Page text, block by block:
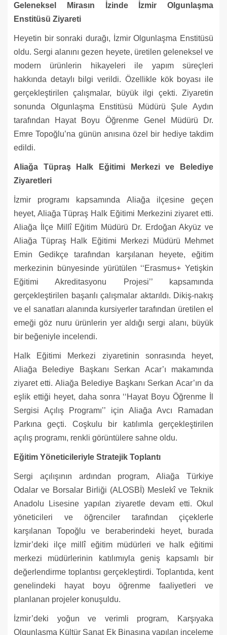
Geleneksel Mirasın İzinde İzmir Olgunlaşma
Enstitüsü Ziyareti
Heyetin bir sonraki durağı, İzmir Olgunlaşma Enstitüsü
oldu. Sergi alanını gezen heyete, üretilen geleneksel ve
modern ürünlerin hikayeleri ile yapım süreçleri
hakkında detaylı bilgi verildi. Özellikle kök boyası ile
gerçekleştirilen çalışmalar, büyük ilgi çekti. Ziyaretin
sonunda Olgunlaşma Enstitüsü Müdürü Şule Aydın
tarafından Hayat Boyu Öğrenme Genel Müdürü Dr.
Emre Topoğlu’na günün anısına özel bir hediye takdim
edildi.
Aliağa Tüpraş Halk Eğitimi Merkezi ve Belediye
Ziyaretleri
İzmir programı kapsamında Aliağa ilçesine geçen
heyet, Aliağa Tüpraş Halk Eğitimi Merkezini ziyaret etti.
Aliağa İlçe Millî Eğitim Müdürü Dr. Erdoğan Akyüz ve
Aliağa Tüpraş Halk Eğitimi Merkezi Müdürü Mehmet
Emin Gedikçe tarafından karşılanan heyete, eğitim
merkezinin bünyesinde yürütülen ‘‘Erasmus+ Yetişkin
Eğitimi Akreditasyonu Projesi’’ kapsamında
gerçekleştirilen başarılı çalışmalar aktarıldı. Dikiş-nakış
ve el sanatları alanında kursiyerler tarafından üretilen el
emeği göz nuru ürünlerin yer aldığı sergi alanı, büyük
bir beğeniyle incelendi.
Halk Eğitimi Merkezi ziyaretinin sonrasında heyet,
Aliağa Belediye Başkanı Serkan Acar’ı makamında
ziyaret etti. Aliağa Belediye Başkanı Serkan Acar’ın da
eşlik ettiği heyet, daha sonra ‘‘Hayat Boyu Öğrenme İl
Sergisi Açılış Programı’’ için Aliağa Avcı Ramadan
Parkına geçti. Coşkulu bir katılımla gerçekleştirilen
açılış programı, renkli görüntülere sahne oldu.
Eğitim Yöneticileriyle Stratejik Toplantı
Sergi açılışının ardından program, Aliağa Türkiye
Odalar ve Borsalar Birliği (ALOSBİ) Meslekî ve Teknik
Anadolu Lisesine yapılan ziyaretle devam etti. Okul
yöneticileri ve öğrenciler tarafından çiçeklerle
karşılanan Topoğlu ve beraberindeki heyet, burada
İzmir’deki ilçe millî eğitim müdürleri ve halk eğitimi
merkezi müdürlerinin katılımıyla geniş kapsamlı bir
değerlendirme toplantısı gerçekleştirdi. Toplantıda, kent
genelindeki hayat boyu öğrenme faaliyetleri ve
planlanan projeler konuşuldu.
İzmir’deki yoğun ve verimli program, Karşıyaka
Olgunlaşma Kültür Sanat Ek Binasına yapılan inceleme